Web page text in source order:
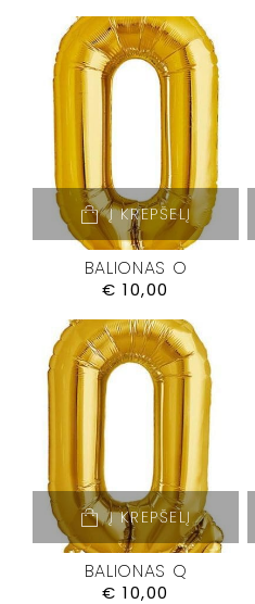
Į KREPŠELĮ
BALIONAS O
€ 10,00
Į KREPŠELĮ
BALIONAS Q
€ 10,00